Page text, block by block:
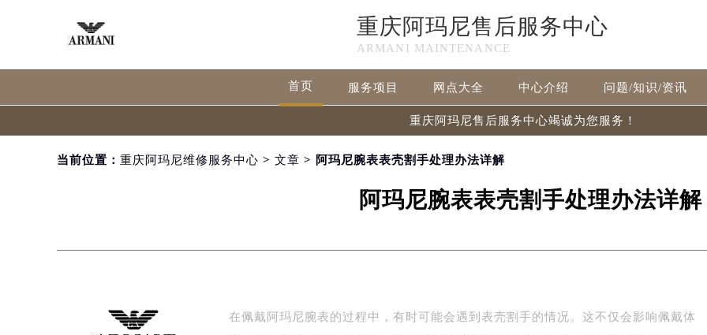
重庆阿玛尼售后服务中心
ARMANI MAINTENANCE
首页 服务项目 网点大全 中心介绍 问题/知识/资讯
重庆阿玛尼售后服务中心竭诚为您服务！
当前位置： 重庆阿玛尼维修服务中心 > 文章 > 阿玛尼腕表表壳割手处理办法详解
阿玛尼腕表表壳割手处理办法详解
在佩戴阿玛尼腕表的过程中，有时可能会遇到表壳割手的情况。这不仅会影响佩戴体